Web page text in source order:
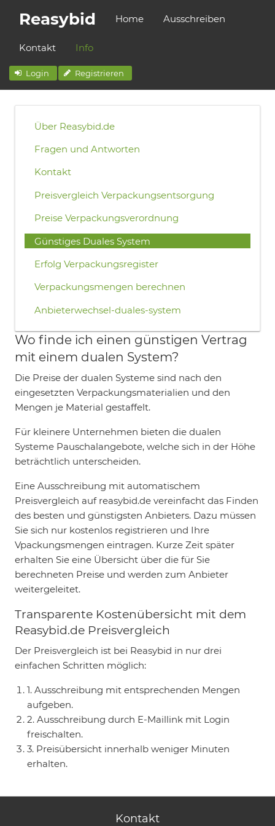
Reasybid Home Ausschreiben
Kontakt Info
Login Registrieren
Über Reasybid.de
Fragen und Antworten
Kontakt
Preisvergleich Verpackungsentsorgung
Preise Verpackungsverordnung
Günstiges Duales System
Erfolg Verpackungsregister
Verpackungsmengen berechnen
Anbieterwechsel-duales-system
Wo finde ich einen günstigen Vertrag
mit einem dualen System?
Die Preise der dualen Systeme sind nach den
eingesetzten Verpackungsmaterialien und den
Mengen je Material gestaffelt.
Für kleinere Unternehmen bieten die dualen
Systeme Pauschalangebote, welche sich in der Höhe
beträchtlich unterscheiden.
Eine Ausschreibung mit automatischem
Preisvergleich auf reasybid.de vereinfacht das Finden
des besten und günstigsten Anbieters. Dazu müssen
Sie sich nur kostenlos registrieren und Ihre
Vpackungsmengen eintragen. Kurze Zeit später
erhalten Sie eine Übersicht über die für Sie
berechneten Preise und werden zum Anbieter
weitergeleitet.
Transparente Kostenübersicht mit dem
Reasybid.de Preisvergleich
Der Preisvergleich ist bei Reasybid in nur drei
einfachen Schritten möglich:
1. Ausschreibung mit entsprechenden Mengen
aufgeben.
2. Ausschreibung durch E-Maillink mit Login
freischalten.
3. Preisübersicht innerhalb weniger Minuten
erhalten.
Kontakt